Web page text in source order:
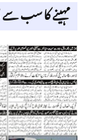
مہینے کا سب سے